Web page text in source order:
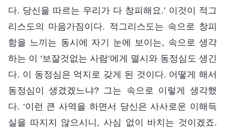
다. 당신을 따르는 우리가 다 창피해요.’ 이것이 적그
리스도의 마음가짐이다. 적그리스도는 속으로 창피
함을 느끼는 동시에 자기 눈에 보이는, 속으로 생각
하는 이 ‘보잘것없는 사람’에게 멸시와 동정심도 생긴
다. 이 동정심은 억지로 갖게 된 것이다. 어떻게 해서
동정심이 생겼겠느냐? 그는 속으로 이렇게 생각했
다. ‘이런 큰 사역을 하면서 당신은 사사로운 이해득
실을 따지지 않으시니, 사심 없이 바치는 것이겠죠.